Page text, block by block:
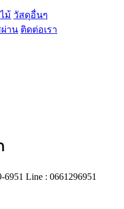
ไม้ วัสดุอื่นๆ
าน ติดต่อเรา
Line : 0661296951